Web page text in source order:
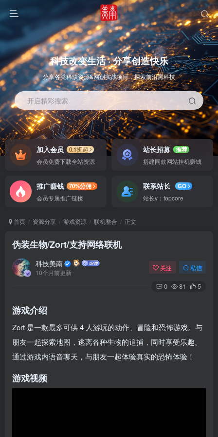
OS教程 SOFT教程
软件 Linux软件 Android软件
科技改变生活 · 分享创造快乐
分享各类稀缺资源&网创实战项目，探索前沿黑科技
开启精彩搜索
加入会员
0.1折起
会员免费下载全站资源
站长招募
推荐
搭建同款网站挂机赚钱
推广赚钱
70%分佣
会员专属推广链接
联系站长
GO
站长v：topcore
首页 资源分享 游戏资源 联机整合 正文
伪装生物/Zort/支持网络联机
科技美南
10个月前更新
关注 私信
0 81 5
游戏介绍
Zort 是一款最多可供 4 人游玩的动作、冒险和恐怖游戏。与
朋友一起探索地图，逃离各种生物的追捕，同时享受乐趣。
通过游戏内语音聊天，与朋友一起体验真实的恐怖体验！
游戏视频